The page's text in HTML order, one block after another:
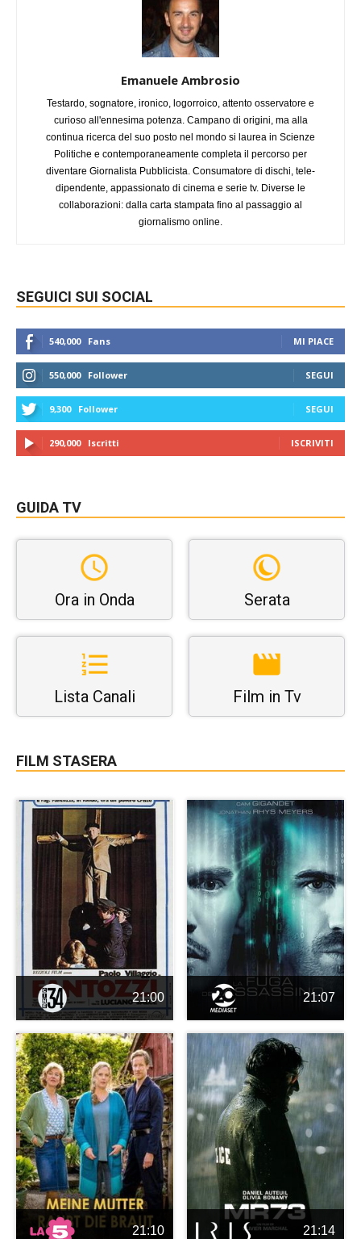
Emanuele Ambrosio
Testardo, sognatore, ironico, logorroico, attento osservatore e
curioso all'ennesima potenza. Campano di origini, ma alla
continua ricerca del suo posto nel mondo si laurea in Scienze
Politiche e contemporaneamente completa il percorso per
diventare Giornalista Pubblicista. Consumatore di dischi, tele-
dipendente, appassionato di cinema e serie tv. Diverse le
collaborazioni: dalla carta stampata fino al passaggio al
giornalismo online.
SEGUICI SUI SOCIAL
540,000 Fans MI PIACE
550,000 Follower SEGUI
9,300 Follower SEGUI
290,000 Iscritti ISCRIVITI
GUIDA TV
Ora in Onda Serata
Lista Canali Film in Tv
FILM STASERA
21:00 21:07
21:10 21:14